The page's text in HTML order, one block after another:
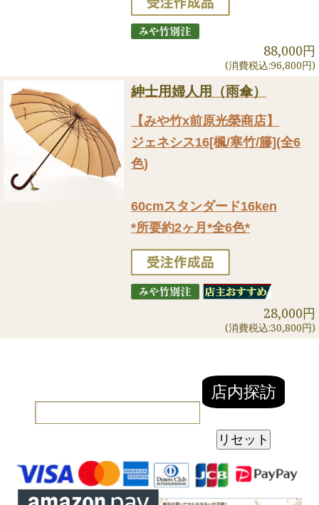
88,000円
(消費税込:96,800円)
紳士用婦人用（雨傘）
【みや竹x前原光榮商店】
ジェネシス16[楓/寒竹/籐](全6
色)
60cmスタンダード16ken
*所要約2ヶ月*全6色*
28,000円
(消費税込:30,800円)